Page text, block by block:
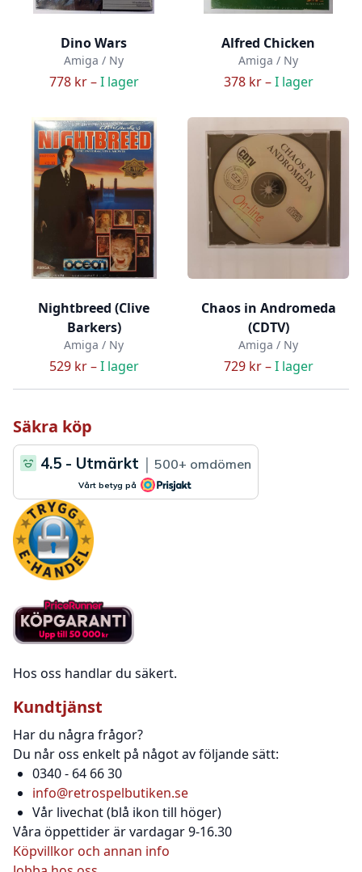
Dino Wars
Amiga / Ny
778 kr –I lager
Alfred Chicken
Amiga / Ny
378 kr –I lager
Nightbreed (Clive
Barkers)
Amiga / Ny
529 kr –I lager
Chaos in Andromeda
(CDTV)
Amiga / Ny
729 kr –I lager
Säkra köp
Hos oss handlar du säkert.
Kundtjänst
Har du några frågor?
Du når oss enkelt på något av följande sätt:
0340 - 64 66 30
info@retrospelbutiken.se
Vår livechat (blå ikon till höger)
Våra öppettider är vardagar 9-16.30
Köpvillkor och annan info